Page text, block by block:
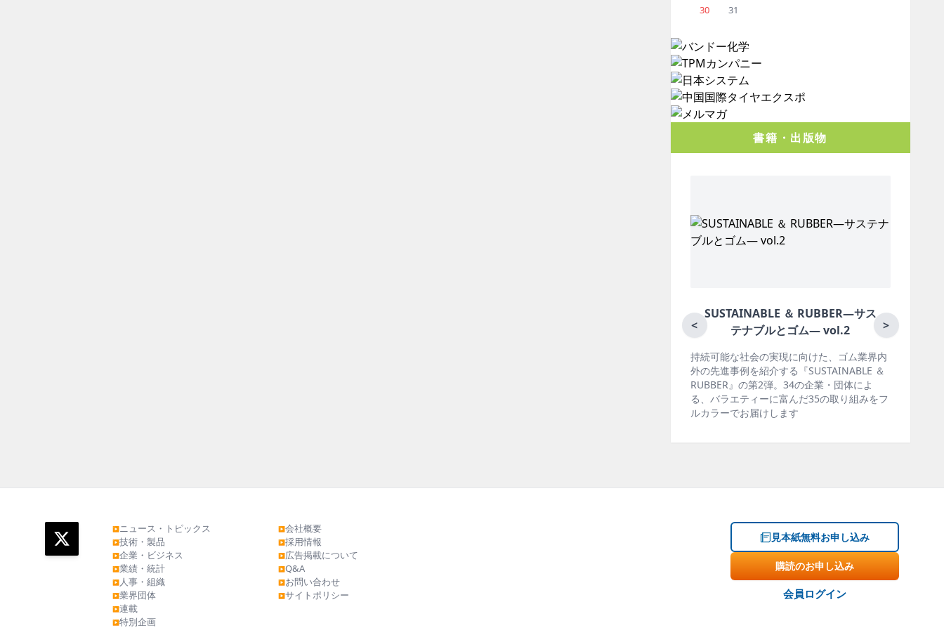
30
31
書籍・出版物
< >
SUSTAINABLE ＆ RUBBER―サス
テナブルとゴム― vol.2
持続可能な社会の実現に向けた、ゴム業界内
外の先進事例を紹介する『SUSTAINABLE ＆
RUBBER』の第2弾。34の企業・団体によ
る、バラエティーに富んだ35の取り組みをフ
月刊ラバーインダストリー／
ゴム報知新聞の姉妹誌。ゴム・エラス
製品・市場分野別の動向、新製品・技
材料動向、設備・機械の紹介、インタ
ー、海外企業情報、統計などをコンパ
掲載しています。エッセイ（寄稿）も
▶ニュース・トピックス
▶技術・製品
▶企業・ビジネス
▶業績・統計
▶人事・組織
▶業界団体
▶連載
▶特別企画
▶会社概要
▶採用情報
▶広告掲載について
▶Q&A
▶お問い合わせ
▶サイトポリシー
見本紙無料お申し込み
購読のお申し込み
会員ログイン